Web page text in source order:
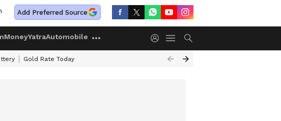
Add Preferred Source
MoneyYatraAutomobile
Gold Rate Today